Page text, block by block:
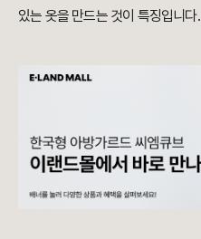
있는 옷을 만드는 것이 특징입니다.